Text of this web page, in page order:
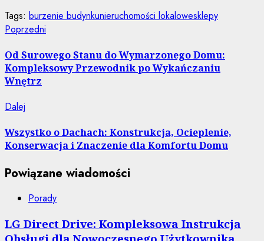
Tags: burzenie budynkunieruchomości lokalowesklepy
Nawigacja
wpisu
Poprzedni
Od Surowego Stanu do Wymarzonego Domu:
Kompleksowy Przewodnik po Wykańczaniu
Wnętrz
Dalej
Wszystko o Dachach: Konstrukcja, Ocieplenie,
Konserwacja i Znaczenie dla Komfortu Domu
Powiązane wiadomości
Porady
LG Direct Drive: Kompleksowa Instrukcja